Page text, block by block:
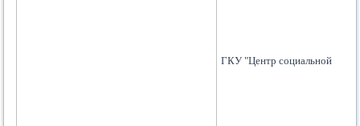
ГКУ "Центр социальной